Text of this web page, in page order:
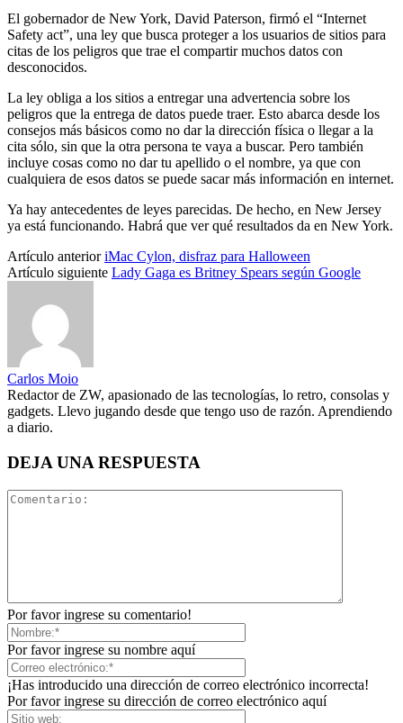
El gobernador de New York, David Paterson, firmó el “Internet
Safety act”, una ley que busca proteger a los usuarios de sitios para
citas de los peligros que trae el compartir muchos datos con
desconocidos.
La ley obliga a los sitios a entregar una advertencia sobre los
peligros que la entrega de datos puede traer. Esto abarca desde los
consejos más básicos como no dar la dirección física o llegar a la
cita sólo, sin que la otra persona te vaya a buscar. Pero también
incluye cosas como no dar tu apellido o el nombre, ya que con
cualquiera de esos datos se puede sacar más información en internet.
Ya hay antecedentes de leyes parecidas. De hecho, en New Jersey
ya está funcionando. Habrá que ver qué resultados da en New York.
Artículo anterior iMac Cylon, disfraz para Halloween
Artículo siguiente Lady Gaga es Britney Spears según Google
Carlos Moio
Redactor de ZW, apasionado de las tecnologías, lo retro, consolas y
gadgets. Llevo jugando desde que tengo uso de razón. Aprendiendo
a diario.
DEJA UNA RESPUESTA
Por favor ingrese su comentario!
Por favor ingrese su nombre aquí
¡Has introducido una dirección de correo electrónico incorrecta!
Por favor ingrese su dirección de correo electrónico aquí